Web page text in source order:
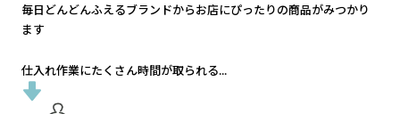
毎日どんどんふえるブランドからお店にぴったりの商品がみつかり
ます
仕入れ作業にたくさん時間が取られる...